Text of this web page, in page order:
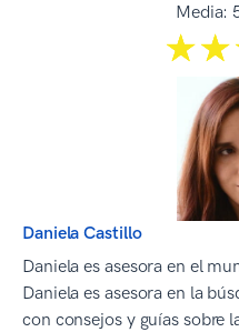
Media:
Daniela Castillo
Daniela es asesora en el
Daniela es asesora en la
con consejos y guías sobre